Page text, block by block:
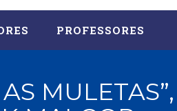
PROFESSORES